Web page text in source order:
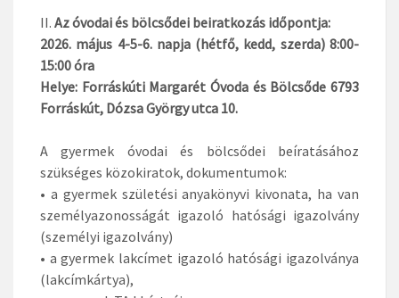
II. Az óvodai és bölcsődei beiratkozás időpontja:
2026. május 4-5-6. napja (hétfő, kedd, szerda) 8:00-
15:00 óra
Helye: Forráskúti Margarét Óvoda és Bölcsőde 6793
Forráskút, Dózsa György utca 10.
A gyermek óvodai és bölcsődei beíratásához
szükséges közokiratok, dokumentumok:
• a gyermek születési anyakönyvi kivonata, ha van
személyazonosságát igazoló hatósági igazolvány
(személyi igazolvány)
• a gyermek lakcímet igazoló hatósági igazolványa
(lakcímkártya),